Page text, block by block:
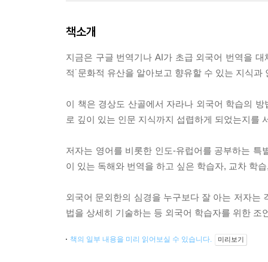
책소개
지금은 구글 번역기나 AI가 초급 외국어 번역을
적˙문화적 유산을 알아보고 향유할 수 있는 지식
이 책은 경상도 산골에서 자라나 외국어 학습의
로 깊이 있는 인문 지식까지 섭렵하게 되었는지를
저자는 영어를 비롯한 인도-유럽어를 공부하는
이 있는 독해와 번역을 하고 싶은 학습자, 교차 학
외국어 문외한의 심경을 누구보다 잘 아는 저자는
법을 상세히 기술하는 등 외국어 학습자를 위한 조
책의 일부 내용을 미리 읽어보실 수 있습니다. 미리보기